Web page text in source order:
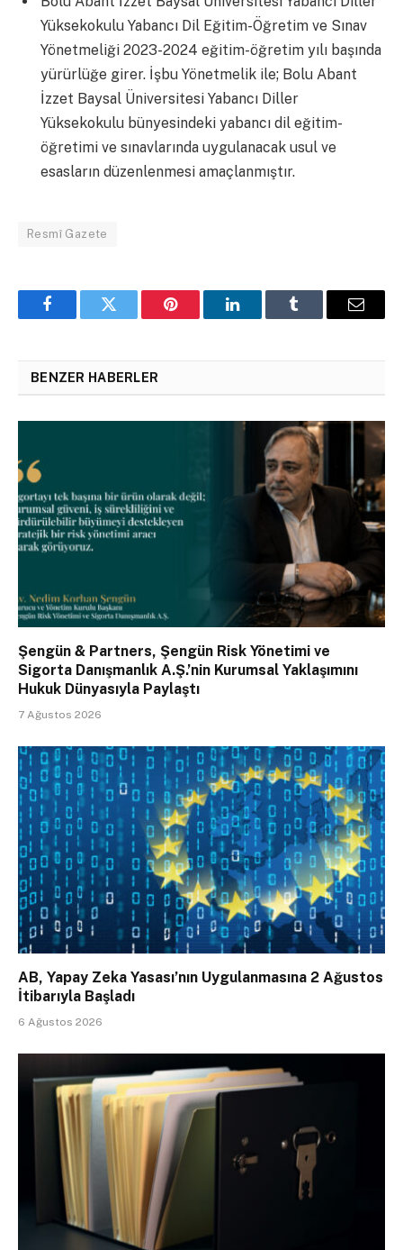
Yüksekokulu Yabancı Dil Eğitim-Öğretim ve Sınav
Yönetmeliği 2023-2024 eğitim-öğretim yılı başında
yürürlüğe girer. İşbu Yönetmelik ile; Bolu Abant
İzzet Baysal Üniversitesi Yabancı Diller
Yüksekokulu bünyesindeki yabancı dil eğitim-
öğretimi ve sınavlarında uygulanacak usul ve
esasların düzenlenmesi amaçlanmıştır.
Resmî Gazete
FacebookTwitter Pinterest LinkedInTumblr Email
BENZER HABERLER
Şengün & Partners, Şengün Risk Yönetimi ve
Sigorta Danışmanlık A.Ş.’nin Kurumsal Yaklaşımını
Hukuk Dünyasıyla Paylaştı
7 Ağustos 2026
AB, Yapay Zeka Yasası’nın Uygulanmasına 2 Ağustos
İtibarıyla Başladı
6 Ağustos 2026